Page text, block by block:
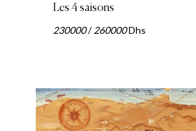
Les 4 saisons
230000/260000Dhs